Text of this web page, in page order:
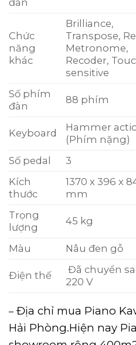
đàn
Chức
năng
khác
Brilliance,
Transpose,
Metronome,
Recoder,
sensitive
Số phím
đàn
88 phím
Keyboard
Hammer
(Phím nặng)
Số pedal
3
Kích
thước
1370 x 396 x
mm
Trọng
lượng
45 kg
Màu Nâu đen gỗ
Điện thế
Đã chuyển
220 V
– Địa chỉ mua Piano
Hải Phòng.Hiện nay